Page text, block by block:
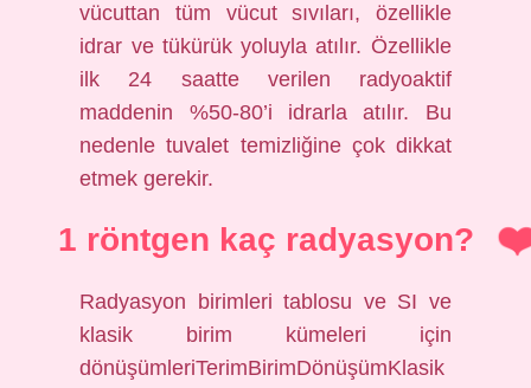
vücuttan tüm vücut sıvıları, özellikle
idrar ve tükürük yoluyla atılır. Özellikle
ilk 24 saatte verilen radyoaktif
maddenin %50-80’i idrarla atılır. Bu
nedenle tuvalet temizliğine çok dikkat
etmek gerekir.
1 röntgen kaç radyasyon?
Radyasyon birimleri tablosu ve SI ve
klasik birim kümeleri için
dönüşümleriTerimBirimDönüşümKlasik